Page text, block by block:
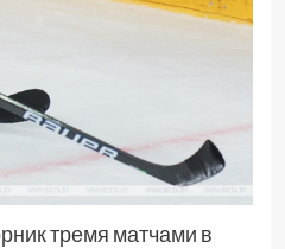
тремя матчами в